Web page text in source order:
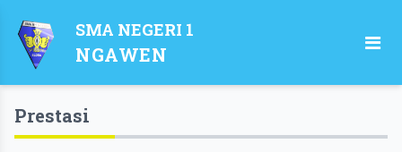
SMA NEGERI 1
NGAWEN
Prestasi